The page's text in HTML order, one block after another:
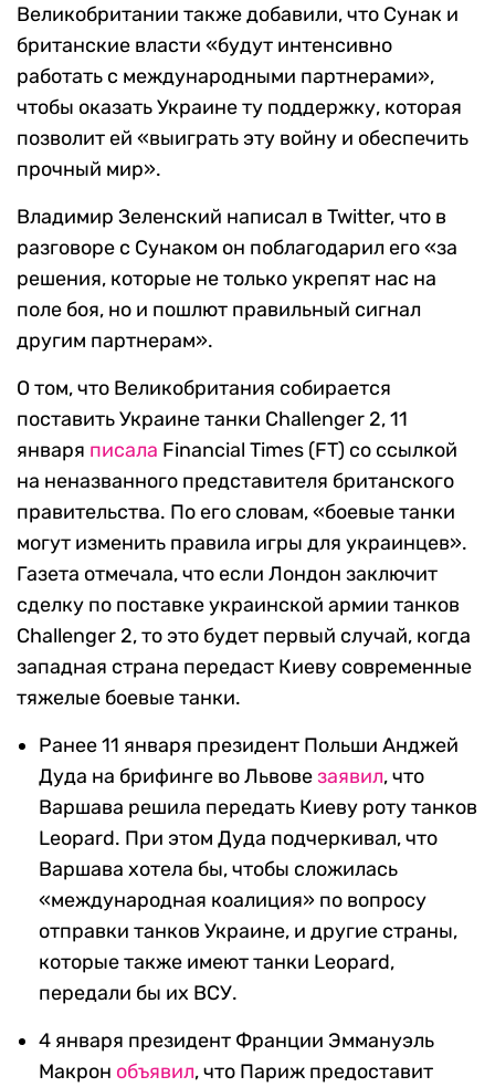
Великобритании также добавили, что Сунак и
британские власти «будут интенсивно
работать с международными партнерами»,
чтобы оказать Украине ту поддержку, которая
позволит ей «выиграть эту войну и обеспечить
прочный мир».
Владимир Зеленский написал в Twitter, что в
разговоре с Сунаком он поблагодарил его «за
решения, которые не только укрепят нас на
поле боя, но и пошлют правильный сигнал
другим партнерам».
О том, что Великобритания собирается
поставить Украине танки Challenger 2, 11
января писала Financial Times (FT) со ссылкой
на неназванного представителя британского
правительства. По его словам, «боевые танки
могут изменить правила игры для украинцев».
Газета отмечала, что если Лондон заключит
сделку по поставке украинской армии танков
Challenger 2, то это будет первый случай, когда
западная страна передаст Киеву современные
тяжелые боевые танки.
Ранее 11 января президент Польши Анджей
Дуда на брифинге во Львовезаявил, что
Варшава решила передать Киеву роту танков
Leopard. При этом Дуда подчеркивал, что
Варшава хотела бы, чтобы сложилась
«международная коалиция» по вопросу
отправки танков Украине, и другие страны,
которые также имеют танки Leopard,
передали бы их ВСУ.
4 января президент Франции Эммануэль
Макрон объявил, что Париж предоставит